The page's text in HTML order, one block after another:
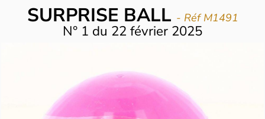
SURPRISE BALL - Réf M1491
N° 1 du 22 février 2025